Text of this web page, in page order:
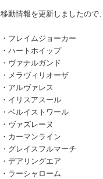
移動情報を更新しましたので、
・フレイムジョーカー
・ハートホイップ
・ヴァナルガンド
・メラヴィリオーザ
・アルヴァレス
・イリスアスール
・ベルイストワール
・ヴァズレーヌ
・カーマンライン
・グレイスフルマーチ
・デアリングエア
・ラーシャローム